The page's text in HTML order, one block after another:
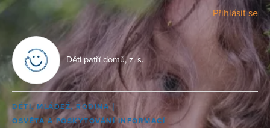
Přihlásit se
Děti patří domů, z. s.
DĚTI, MLÁDEŽ, RODINA
OSVĚTA A POSKYTOVÁNÍ INFORMACÍ